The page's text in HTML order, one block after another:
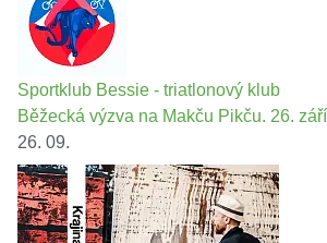
Sportklub Bessie - triatlonový klub
Běžecká výzva na Makču Pikču. 26. září
26. 09.